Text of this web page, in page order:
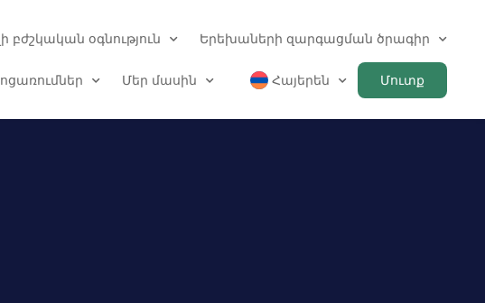
բժշկական օգնություն Երեխաների զարգացման ծրագիր
Մեր մասին Մուտք
Հայերեն